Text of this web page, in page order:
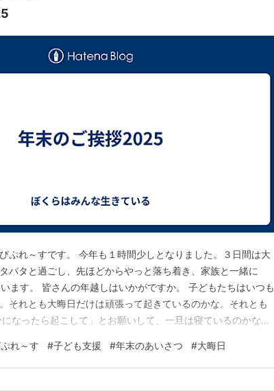
ぷれ～すです。 今年も１時間少しとなりました。３日間は大
バタと過ごし、先ほどからやっと落ち着き、家族と一緒に
ます。 皆さんの年越しはいかがですか。 子どもたちはいつも
それとも大晦日だけは頑張って起きているのかな。それとも
になったら起こして」とお願いして、一旦は寝ているのかな。
もどうぞよろしくお願いします。 ※Instagramやってます
てくださ…
れ～す #子ども支援 #年末のあいさつ #大晦日